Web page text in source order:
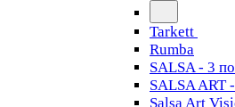
Tarkett
Rumba
SALSA - 3
SALSA ART
Salsa Art